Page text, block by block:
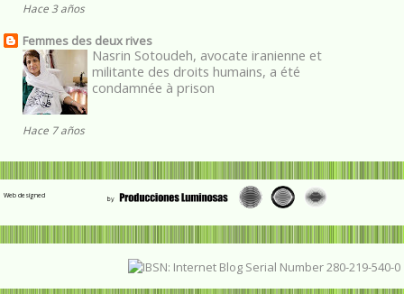
Hace 3 años
Femmes des deux rives
Nasrin Sotoudeh, avocate iranienne et
militante des droits humains, a été
condamnée à prison
Hace 7 años
Web designed